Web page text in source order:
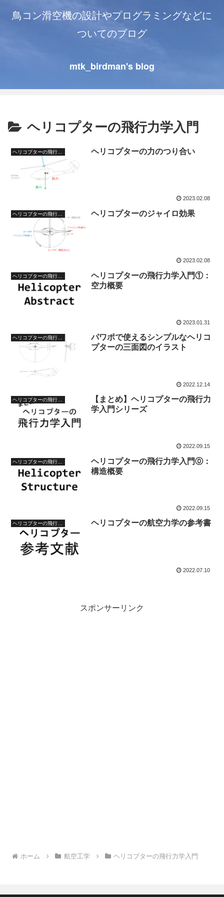
鳥コン滑空機の設計やプログラミングなどに
ついてのブログ
mtk_birdman's blog
ヘリコプターの飛行力学入門
ヘリコプターの飛行力学入門 ヘリコプターの力のつり合い
2023.02.08
ヘリコプターのジャイロ効果
2023.02.08
ヘリコプターの飛行力学入門①：
空力概要
2023.01.31
ヘリコプターの飛行力学入門
パワポで使えるシンプルなヘリコ
プターの三面図のイラスト
2022.12.14
【まとめ】ヘリコプターの飛行力
学入門シリーズ
2022.09.15
ヘリコプターの飛行力学入門⓪：
構造概要
2022.09.15
ヘリコプターの飛行力学入門 ヘリコプターの航空力学の参考書
2022.07.10
スポンサーリンク
ホーム 航空工学 ヘリコプターの飛行力学入門